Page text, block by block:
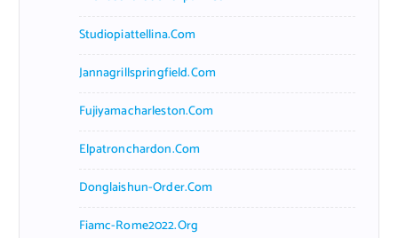
Studiopiattellina.com
Jannagrillspringfield.com
Fujiyamacharleston.com
Elpatronchardon.com
Donglaishun-Order.com
Fiamc-Rome2022.org